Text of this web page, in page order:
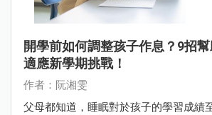
開學前如何調整孩子作息？9招
適應新學期挑戰！
作者：阮湘雯
父母都知道，睡眠對於孩子的學習成績